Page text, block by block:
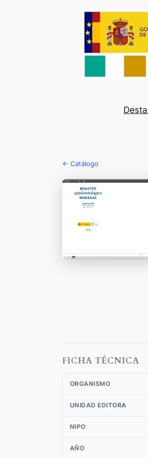
← Catálogo
FICHA TÉCNICA
ORGANISMO
UNIDAD EDITORA
NIPO
AÑO